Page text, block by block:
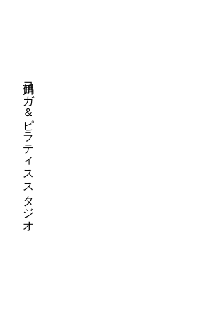
鶴川ヨガ＆ピラティススタジオ